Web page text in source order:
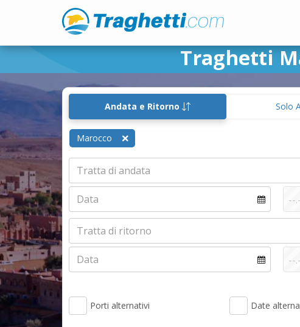
Traghetti
Andata e Ritorno Solo
Marocco
Porti alternativi Date